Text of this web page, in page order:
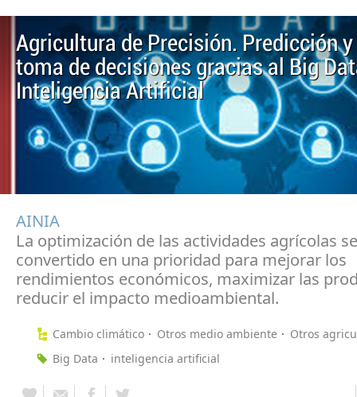
Agricultura de Precisión. Predicción
toma de decisiones gracias al Big
Inteligencia Artificial
AINIA
La optimización de las actividades agrícolas
convertido en una prioridad para mejorar los
rendimientos económicos, maximizar las
reducir el impacto medioambiental.
Cambio climático Otros medio ambiente
Otros
Big Data
inteligencia artificial